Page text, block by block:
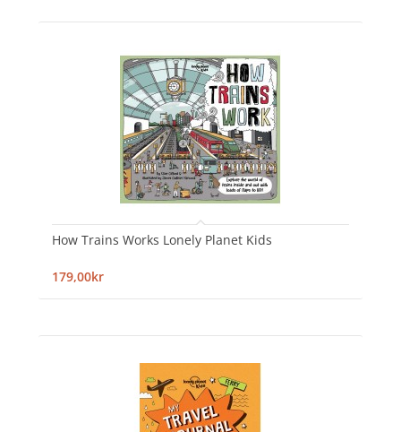
How Trains Works Lonely Planet Kids
179,00kr